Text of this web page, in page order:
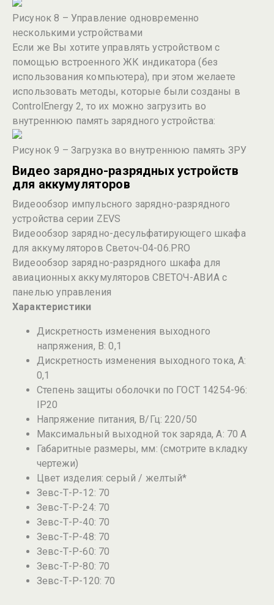
Рисунок 8 – Управление одновременно
несколькими устройствами
Если же Вы хотите управлять устройством с
помощью встроенного ЖК индикатора (без
использования компьютера), при этом желаете
использовать методы, которые были созданы в
ControlEnergy 2, то их можно загрузить во
внутреннюю память зарядного устройства:
Рисунок 9 – Загрузка во внутреннюю память ЗРУ
Видео зарядно-разрядных устройств
для аккумуляторов
Видеообзор импульсного зарядно-разрядного
устройства серии ZEVS
Видеообзор зарядно-десульфатирующего шкафа
для аккумуляторов Светоч-04-06.PRO
Видеообзор зарядно-разрядного шкафа для
авиационных аккумуляторов СВЕТОЧ-АВИА с
панелью управления
Характеристики
Дискретность изменения выходного
напряжения, В: 0,1
Дискретность изменения выходного тока, А:
0,1
Степень защиты оболочки по ГОСТ 14254-96:
IP20
Напряжение питания, В/Гц: 220/50
Максимальный выходной ток заряда, А: 70 А
Габаритные размеры, мм: (смотрите вкладку
чертежи)
Цвет изделия: серый / желтый*
Зевс-Т-Р-12: 70
Зевс-Т-Р-24: 70
Зевс-Т-Р-40: 70
Зевс-Т-Р-48: 70
Зевс-Т-Р-60: 70
Зевс-Т-Р-80: 70
Зевс-Т-Р-120: 70